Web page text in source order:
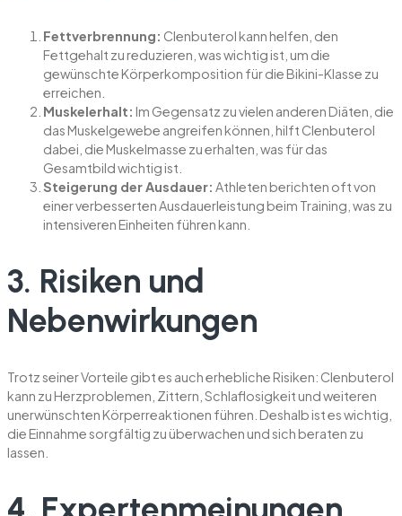
Fettverbrennung: Clenbuterol kann helfen, den
Fettgehalt zu reduzieren, was wichtig ist, um die
gewünschte Körperkomposition für die Bikini-Klasse zu
erreichen.
Muskelerhalt: Im Gegensatz zu vielen anderen Diäten, die
das Muskelgewebe angreifen können, hilft Clenbuterol
dabei, die Muskelmasse zu erhalten, was für das
Gesamtbild wichtig ist.
Steigerung der Ausdauer: Athleten berichten oft von
einer verbesserten Ausdauerleistung beim Training, was zu
intensiveren Einheiten führen kann.
3. Risiken und
Nebenwirkungen
Trotz seiner Vorteile gibt es auch erhebliche Risiken: Clenbuterol
kann zu Herzproblemen, Zittern, Schlaflosigkeit und weiteren
unerwünschten Körperreaktionen führen. Deshalb ist es wichtig,
die Einnahme sorgfältig zu überwachen und sich beraten zu
lassen.